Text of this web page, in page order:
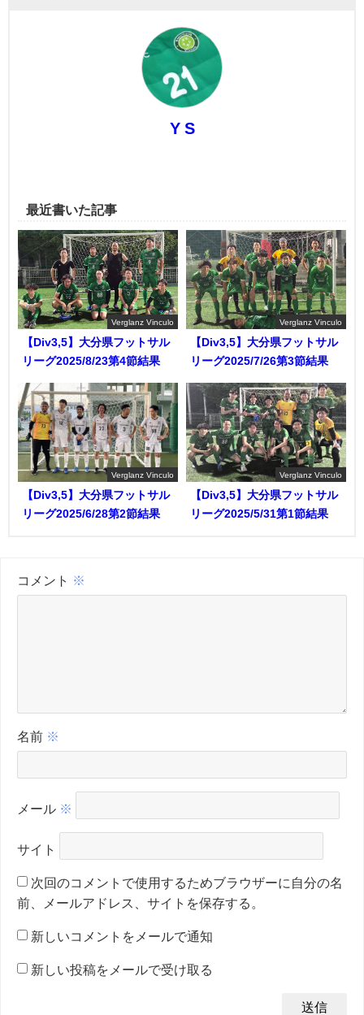
Y S
最近書いた記事
Verglanz Vinculo
【Div3,5】大分県フットサル
リーグ2025/8/23第4節結果
Verglanz Vinculo
【Div3,5】大分県フットサル
リーグ2025/7/26第3節結果
Verglanz Vinculo
【Div3,5】大分県フットサル
リーグ2025/6/28第2節結果
Verglanz Vinculo
【Div3,5】大分県フットサル
リーグ2025/5/31第1節結果
コメント ※
名前 ※
メール ※
サイト
次回のコメントで使用するためブラウザーに自分の名
前、メールアドレス、サイトを保存する。
新しいコメントをメールで通知
新しい投稿をメールで受け取る